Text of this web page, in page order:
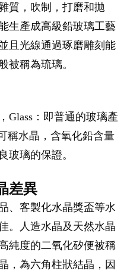
質，吹制，打磨和拋
生產成高級鉛玻璃工藝
且光線通過琢磨雕刻能
被稱為琉璃。
Glass：即普通的玻璃產
稱水晶，含氧化鉛含量
玻璃的保證。
差異
、客製化水晶獎盃等水
。人造水晶及天然水晶
純度的二氧化矽便被稱
，為六角柱狀結晶，因